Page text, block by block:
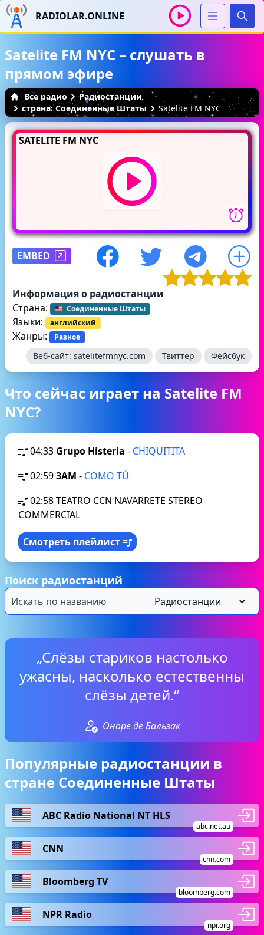
RADIOLAR.ONLINE
Satelite FM NYC – слушать в
прямом эфире
Все радио
Радиостанции
страна: Соединенные Штаты
Satelite FM NYC
SATELITE FM NYC
EMBED
Информация о радиостанции
Страна:
Соединенные Штаты
Языки: английский
Жанры: Разное
Веб-сайт: satelitefmnyc.com Твиттер Фейсбук
Что сейчас играет на Satelite FM
NYC?
04:33 Grupo Histeria - CHIQUITITA
02:593AM - COMO TÚ
02:58TEATRO CCN NAVARRETE STEREO
COMMERCIAL
Смотреть плейлист
Поиск радиостанций
„Слёзы стариков настолько
ужасны, насколько естественны
слёзы детей.“
Оноре де Бальзак
Популярные радиостанции в
стране Соединенные Штаты
ABC Radio National NT HLS
abc.net.au
CNN
cnn.com
Bloomberg TV
bloomberg.com
NPR Radio
npr.org